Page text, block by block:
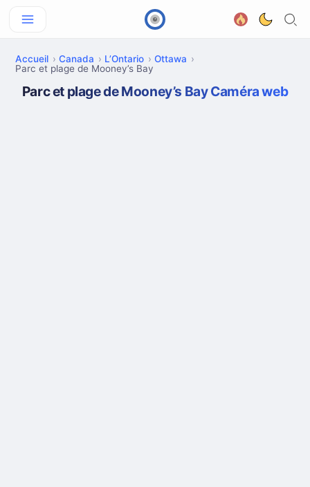
Accueil Canada L’Ontario
Ottawa
Parc et plage de Mooney’s Bay
Parc et plage de Mooney’s Bay Caméra web